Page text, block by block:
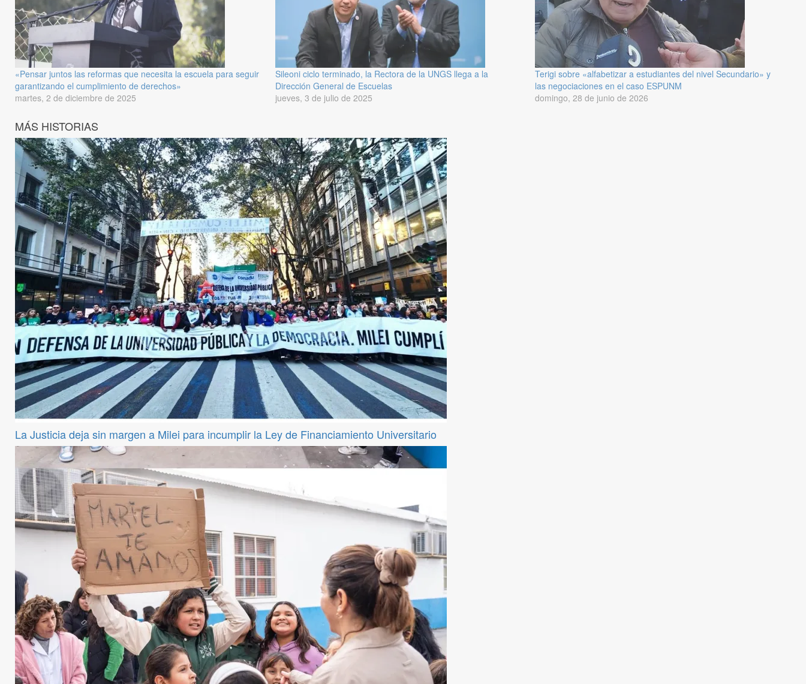
«Pensar juntos las reformas que necesita la escuela para seguir
garantizando el cumplimiento de derechos»
martes, 2 de diciembre de 2025
Sileoni ciclo terminado, la Rectora de la UNGS llega a la
Dirección General de Escuelas
jueves, 3 de julio de 2025
Terigi sobre «alfabetizar a estudiantes del nivel Secundario» y
las negociaciones en el caso ESPUNM
domingo, 28 de junio de 2026
MÁS HISTORIAS
La Justicia deja sin margen a Milei para incumplir la Ley de Financiamiento Universitario